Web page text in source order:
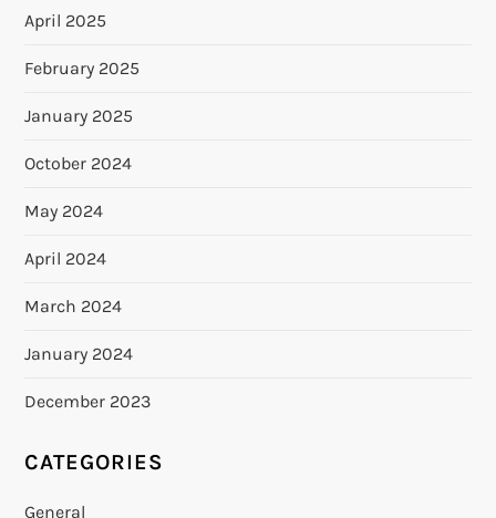
April 2025
February 2025
January 2025
October 2024
May 2024
April 2024
March 2024
January 2024
December 2023
CATEGORIES
General